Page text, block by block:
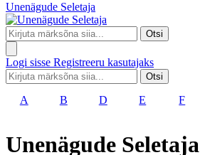
Unenägude Seletaja
Otsi
Logi sisse Registreeru kasutajaks
Otsi
A B D E F
Unenägude